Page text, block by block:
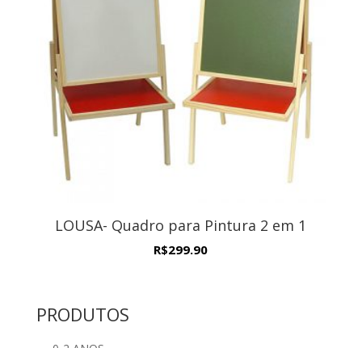
LOUSA- Quadro para Pintura 2 em 1
R$299.90
PRODUTOS